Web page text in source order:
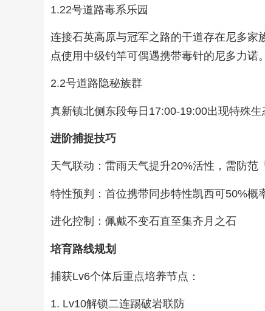
1.22号道路毒系乐园
连接石英高原与冠军之路的干道存在尼多
点使用中级钓竿可偶遇携带毒针的尼多力诺。
2.2号道路隐秘族群
真新镇北侧东段每日17:00-19:00出现特殊
进阶捕捉技巧
天气联动：雷雨天气提升20%活性，需防范
特性预判：首位携带同步特性凯西可50%概
进化控制：佩戴不变石直至集齐月之石
培育路线规划
捕获Lv6个体后重点培养节点：
1. Lv10解锁二连踢破岩联防